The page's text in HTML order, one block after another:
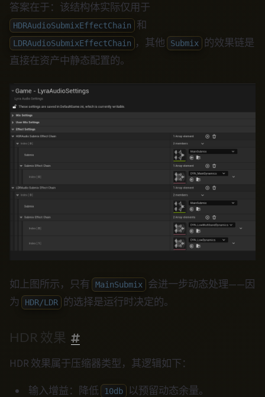
答案在于：该结构体实际仅用于
HDRAudioSubmixEffectChain 和
LDRAudioSubmixEffectChain ，其他 Submix
的效果链是
直接在资产中静态配置的。
如上图所示，只有 MainSubmix
会进一步动态处理——因
为
HDR/LDR 的选择是运行时决定的。
HDR 效果
HDR 效果属于压缩器类型，其逻辑如下：
输入增益：降低 10db
以预留动态余量。